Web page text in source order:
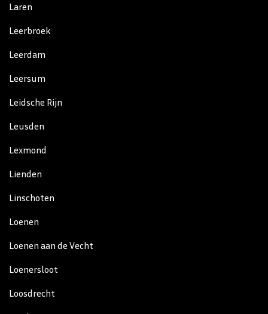
Laren
Leerbroek
Leerdam
Leersum
Leidsche Rijn
Leusden
Lexmond
Lienden
Linschoten
Loenen
Loenen aan de Vecht
Loenersloot
Loosdrecht